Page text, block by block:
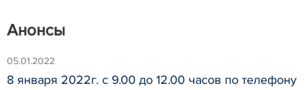
Анонсы
05.01.2022
8 января 2022г. с 9.00 до 12.00 часов по телефону